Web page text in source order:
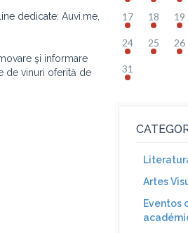
dedicate: Auvi.me,
şi informare
de vinuri oferită de
17 18 19
24 25 26
31
Artes
Eventos